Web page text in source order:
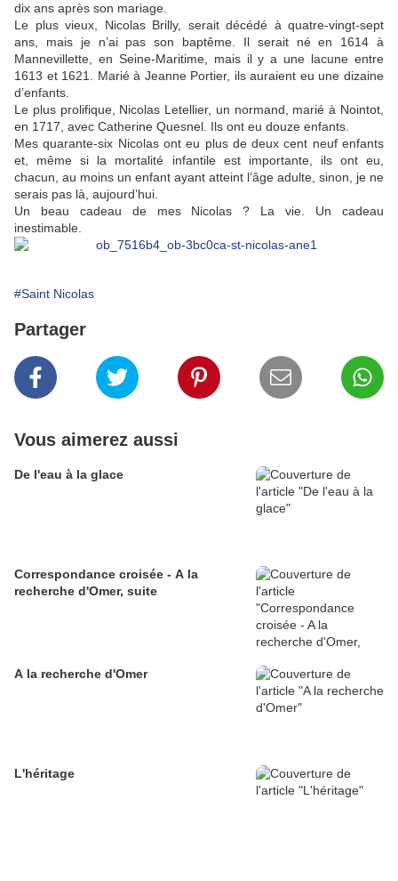
dix ans après son mariage.
Le plus vieux, Nicolas Brilly, serait décédé à quatre-vingt-sept
ans, mais je n’ai pas son baptême. Il serait né en 1614 à
Mannevillette, en Seine-Maritime, mais il y a une lacune entre
1613 et 1621. Marié à Jeanne Portier, ils auraient eu une dizaine
d’enfants.
Le plus prolifique, Nicolas Letellier, un normand, marié à Nointot,
en 1717, avec Catherine Quesnel. Ils ont eu douze enfants.
Mes quarante-six Nicolas ont eu plus de deux cent neuf enfants
et, même si la mortalité infantile est importante, ils ont eu,
chacun, au moins un enfant ayant atteint l’âge adulte, sinon, je ne
serais pas là, aujourd’hui.
Un beau cadeau de mes Nicolas ? La vie. Un cadeau
inestimable.
#Saint Nicolas
Partager
Vous aimerez aussi
De l'eau à la glace
Correspondance croisée - A la
recherche d'Omer, suite
A la recherche d'Omer
L'héritage